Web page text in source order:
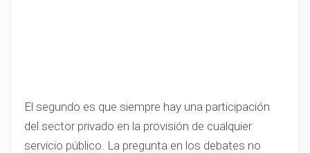
El segundo es que siempre hay una participación
del sector privado en la provisión de cualquier
servicio público. La pregunta en los debates no